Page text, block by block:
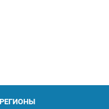
РЕГИОНЫ